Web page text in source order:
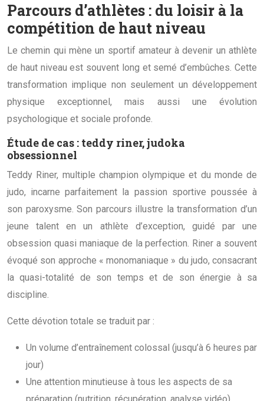
Parcours d’athlètes : du loisir à la
compétition de haut niveau
Le chemin qui mène un sportif amateur à devenir un athlète
de haut niveau est souvent long et semé d’embûches. Cette
transformation implique non seulement un développement
physique exceptionnel, mais aussi une évolution
psychologique et sociale profonde.
Étude de cas : teddy riner, judoka
obsessionnel
Teddy Riner, multiple champion olympique et du monde de
judo, incarne parfaitement la passion sportive poussée à
son paroxysme. Son parcours illustre la transformation d’un
jeune talent en un athlète d’exception, guidé par une
obsession quasi maniaque de la perfection. Riner a souvent
évoqué son approche « monomaniaque » du judo, consacrant
la quasi-totalité de son temps et de son énergie à sa
discipline.
Cette dévotion totale se traduit par :
Un volume d’entraînement colossal (jusqu’à 6 heures par
jour)
Une attention minutieuse à tous les aspects de sa